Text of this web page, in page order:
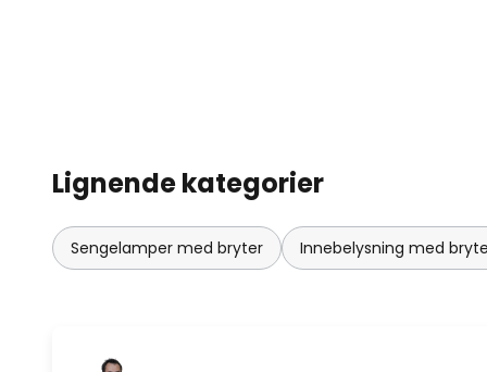
Lignende kategorier
Sengelamper med bryter Innebelysning med